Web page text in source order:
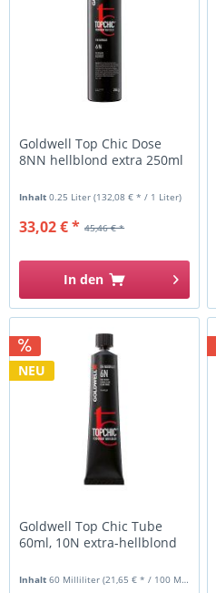
Goldwell Top Chic Dose
8NN hellblond extra 250ml
Inhalt0.25 Liter(132,08 € * / 1 Liter)
45,46 € *
33,02 € *
In den
NEU
Goldwell Top Chic Tube
60ml, 10N extra-hellblond
Inhalt60 Milliliter(21,65 € * / 100 Milliliter)